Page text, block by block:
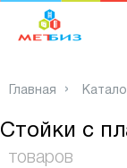
Главная
Стойки с
товаров